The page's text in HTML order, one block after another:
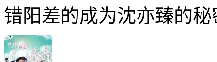
错阳差的成为沈亦臻的